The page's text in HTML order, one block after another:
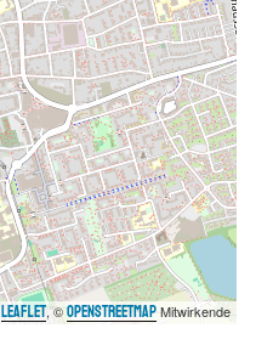
Leaflet, ©OpenStreetMapMitwirkende